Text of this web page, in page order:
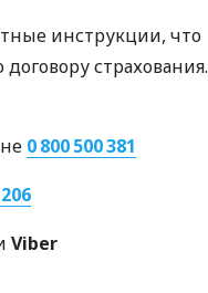
инструкции, что
страхования.
0 800 500 381
Viber